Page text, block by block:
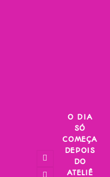
O DIA
SÓ
COMEÇA
DEPOIS
DO
ATELIÊ